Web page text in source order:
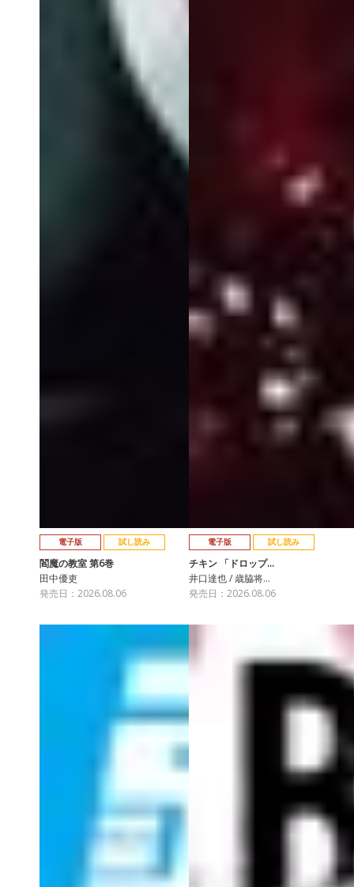
電子版 試し読み
閻魔の教室 第6巻
田中優吏
発売日：2026.08.06
電子版 試し読み
チキン 「ドロップ…
井口達也 / 歳脇将…
発売日：2026.08.06